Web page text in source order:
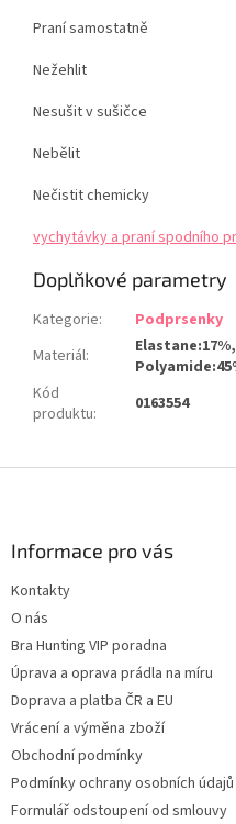
Praní samostatně
Nežehlit
Nesušit v sušičce
Nebělit
Nečistit chemicky
vychytávky a praní spodního
Doplňkové parametry
Kategorie:
Podprsenky
Materiál:
Kód
produktu: 0163554
Informace pro vás
Kontakty
O nás
Bra Hunting VIP poradna
Úprava a oprava prádla na míru
Doprava a platba ČR a EU
Vrácení a výměna zboží
Obchodní podmínky
Podmínky ochrany osobních údajů
Formulář odstoupení od smlouvy